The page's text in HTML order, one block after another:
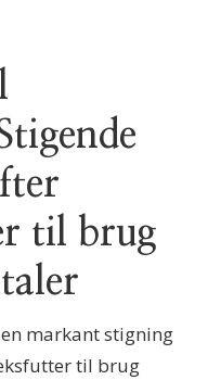
til brug
markant stigning
til brug